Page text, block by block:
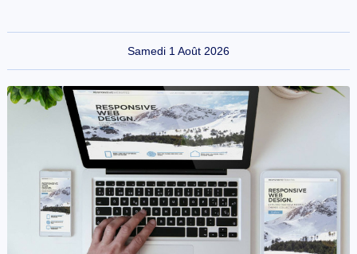
Samedi 1 Août 2026